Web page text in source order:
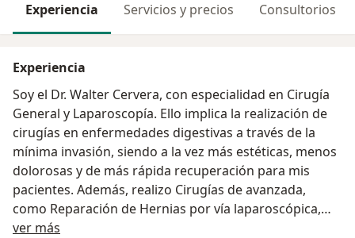
Experiencia Servicios y precios Consultorios
Experiencia
Soy el Dr. Walter Cervera, con especialidad en Cirugía
General y Laparoscopía. Ello implica la realización de
cirugías en enfermedades digestivas a través de la
mínima invasión, siendo a la vez más estéticas, menos
dolorosas y de más rápida recuperación para mis
pacientes. Además, realizo Cirugías de avanzada,
como Reparación de Hernias por vía laparoscópica,
Cirugía de la Obesidad y Cirugía Antirreflujo (para las
ver más